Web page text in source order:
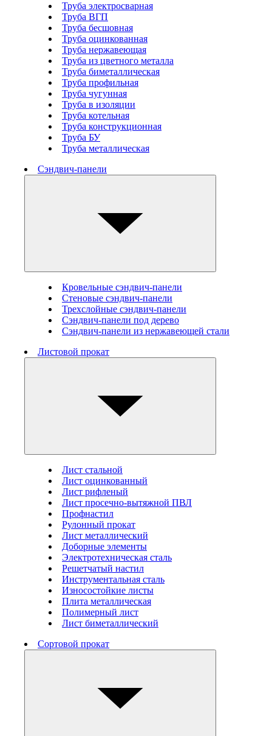
Труба электросварная
Труба ВГП
Труба бесшовная
Труба оцинкованная
Труба нержавеющая
Труба из цветного металла
Труба биметаллическая
Труба профильная
Труба чугунная
Труба в изоляции
Труба котельная
Труба конструкционная
Труба БУ
Труба металлическая
Сэндвич-панели
Кровельные сэндвич-панели
Стеновые cэндвич-панели
Трехслойные сэндвич-панели
Сэндвич-панели под дерево
Сэндвич-панели из нержавеющей стали
Листовой прокат
Лист стальной
Лист оцинкованный
Лист рифленый
Лист просечно-вытяжной ПВЛ
Профнастил
Рулонный прокат
Лист металлический
Доборные элементы
Электротехническая сталь
Решетчатый настил
Инструментальная сталь
Износостойкие листы
Плита металлическая
Полимерный лист
Лист биметаллический
Сортовой прокат